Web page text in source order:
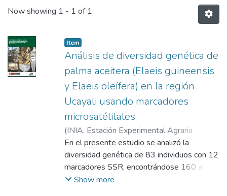
Now showing 1 - 1 of 1
Item
Análisis de diversidad genética de
palma aceitera (Elaeis guineensis
y Elaeis oleífera) en la región
Ucayali usando marcadores
microsatélitales
(INIA. Estación Experimental Agraria
Pucallpa - Ucayali,2018-09)Camacho
Villalobos, Alina Alexandra;Serna Chumbes,
Manuel Fernando ;Flores Guillén, Héctor
Hernán
En el presente estudio se analizó la
diversidad genética de 83 individuos con 12
marcadores SSR, encontrándose 160 alelos
en total, siendo los cebadores
Show more